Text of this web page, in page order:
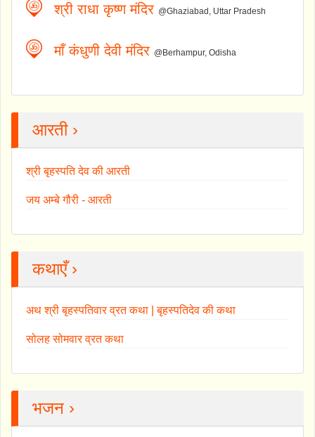
श्री राधा कृष्ण मंदिर @Ghaziabad, Uttar Pradesh
माँ कंधुणी देवी मंदिर @Berhampur, Odisha
आरती ›
श्री बृहस्पति देव की आरती
जय अम्बे गौरी - आरती
कथाएँ ›
अथ श्री बृहस्पतिवार व्रत कथा | बृहस्पतिदेव की कथा
सोलह सोमवार व्रत कथा
भजन ›